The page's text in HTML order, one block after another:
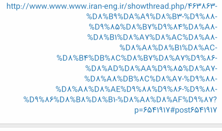
http://www.www.www.iran-eng.ir/showthread.php/463863-
%D8%B9%DA%A9%D8%B3-%D9%88-
%D9%85%D8%B7%D9%84%D8%A8-
%D8%B1%D8%A7%D8%AC%D8%A8-
%D8%A8%D8%B1%D8%AC-
%D8%B4%DB%8C%D8%B7%D8%A7%D9%86-
%D8%AD%D8%AA%D9%85%D8%A7-
%D8%A8%DB%8C%D8%A7-%D9%88-
%D8%A8%D8%AE%D9%88%D9%86-%D9%88-
%D9%86%D8%B8%D8%B1-%D8%A8%D8%AF%D9%87?
p=6541917#post6541917